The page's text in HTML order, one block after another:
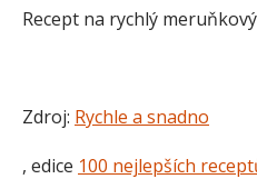
Recept na rychlý
Zdroj: Rychle a snadno
, edice 100 nejlepších